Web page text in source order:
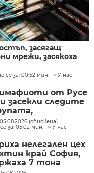
засягащ
мрежи, засякоха
се за: 00:52 мин. У нас
от Русе
засекли следите
в София
(обновена)
за: 05:02 мин.
У нас
нелегален цех
край София,
7 тона